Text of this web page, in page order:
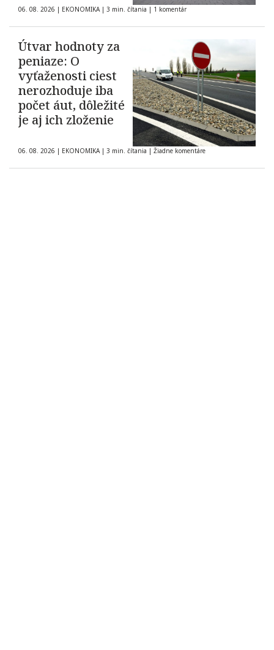
06. 08. 2026 | EKONOMIKA | 3 min. čítania | 1 komentár
Útvar hodnoty za
peniaze: O
vyťaženosti ciest
nerozhoduje iba
počet áut, dôležité
je aj ich zloženie
06. 08. 2026 | EKONOMIKA | 3 min. čítania | Žiadne komentáre